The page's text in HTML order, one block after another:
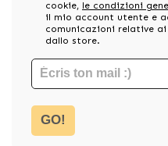
cookie, le condizioni
il mio account utente e
comunicazioni relative
dallo store.
GO!